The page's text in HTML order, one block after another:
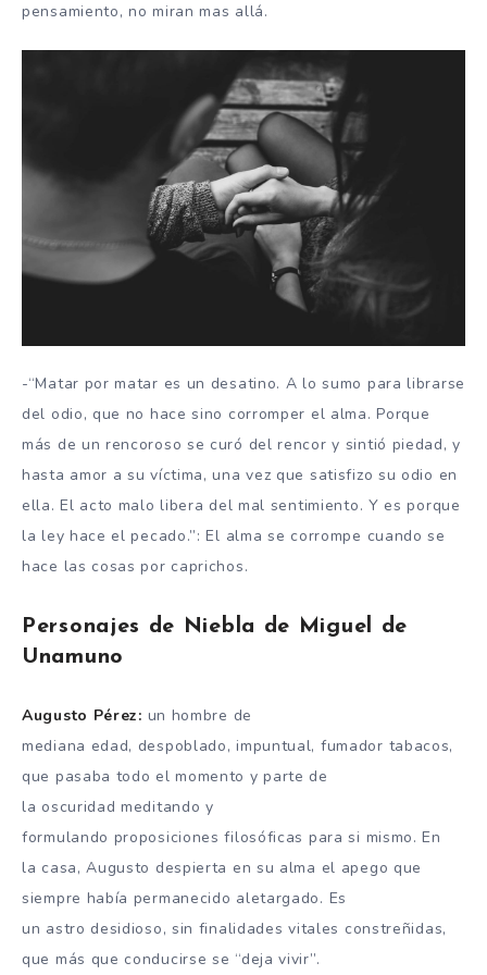
pensamiento, no miran mas allá.
-“Matar por matar es un desatino. A lo sumo para librarse
del odio, que no hace sino corromper el alma. Porque
más de un rencoroso se curó del rencor y sintió piedad, y
hasta amor a su víctima, una vez que satisfizo su odio en
ella. El acto malo libera del mal sentimiento. Y es porque
la ley hace el pecado.”: El alma se corrompe cuando se
hace las cosas por caprichos.
Personajes de Niebla de Miguel de
Unamuno
Augusto Pérez: un hombre de
mediana edad, despoblado, impuntual, fumador tabacos,
que pasaba todo el momento y parte de
la oscuridad meditando y
formulando proposiciones filosóficas para si mismo. En
la casa, Augusto despierta en su alma el apego que
siempre había permanecido aletargado. Es
un astro desidioso, sin finalidades vitales constreñidas,
que más que conducirse se “deja vivir”.